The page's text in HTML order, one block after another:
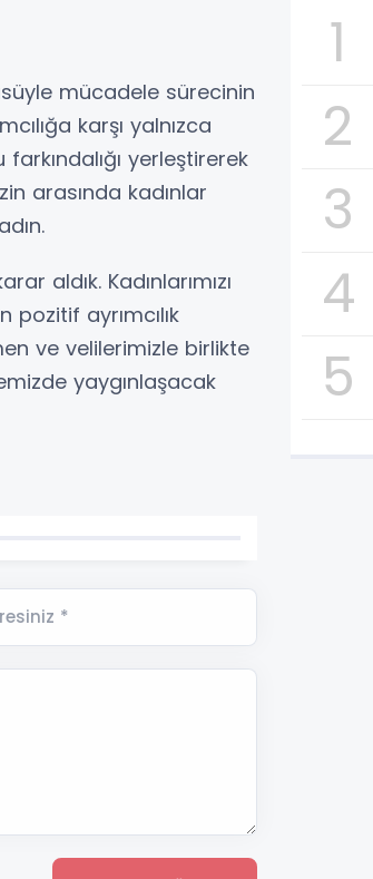
mücadele sürecinin
karşı yalnızca
yerleştirerek
arasında kadınlar
aldık. Kadınlarımızı
ayrımcılık
ve velilerimizle birlikte
yaygınlaşacak
*
1
2
3
4
5